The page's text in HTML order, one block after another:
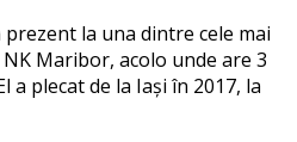
prezent la una dintre cele mai
Maribor, acolo unde are 3
a plecat de la Iași în 2017, la